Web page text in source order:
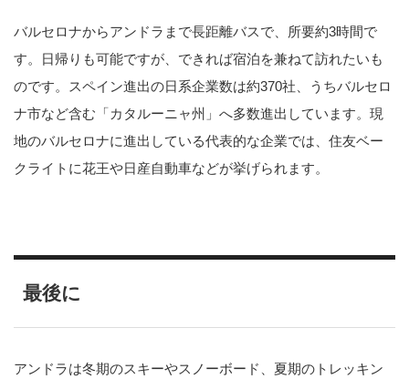
バルセロナからアンドラまで長距離バスで、所要約3時間で
す。日帰りも可能ですが、できれば宿泊を兼ねて訪れたいも
のです。スペイン進出の日系企業数は約370社、うちバルセロ
ナ市など含む「カタルーニャ州」へ多数進出しています。現
地のバルセロナに進出している代表的な企業では、住友ベー
クライトに花王や日産自動車などが挙げられます。
最後に
アンドラは冬期のスキーやスノーボード、夏期のトレッキン